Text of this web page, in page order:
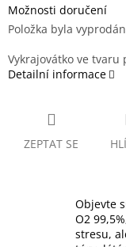
Možnosti doručení
Položka byla
Vykrajovátko ve tvaru
Detailní informace
ZEPTAT SE
Objevte
O2
stresu,